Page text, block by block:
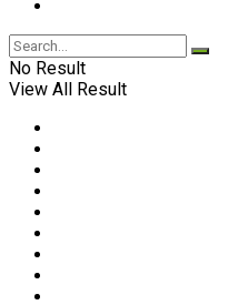
No Result
View All Result